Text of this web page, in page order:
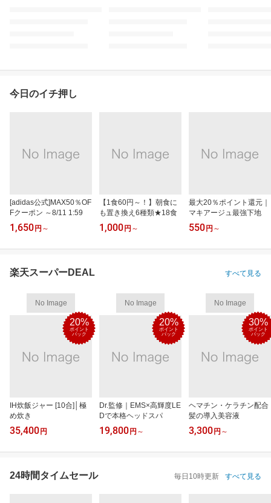
今日のイチ押し
[adidas公式]MAX50％OF
Fクーポン ～8/11 1:59
1,650 円 ～
【1食60円～！】朝食に
も置き換え6種類★18食
1,000 円 ～
最大20％ポイント還元｜
マキアージュ最強下地
550 円 ～
楽天スーパーDEAL すべて見る
No Image
20%
ポイント
バック
IH炊飯ジャー [10合]│極
め炊き
35,400 円
No Image
20%
ポイント
バック
Dr.監修｜EMS×高輝度LE
Dで本格ヘッドスパ
19,800 円 ～
No Image
30%
ポイント
バック
ヘマチン・ケラチン配合
髪の導入美容液
3,300 円 ～
24時間タイムセール 毎日10時更新 すべて見る